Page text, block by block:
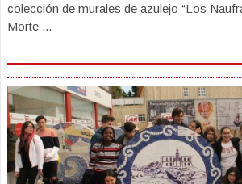
colección de murales de azulejo “Los
Morte ...